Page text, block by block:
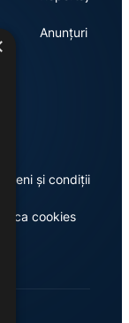
Anunțuri
și condiții
cookies